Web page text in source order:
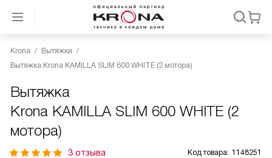
Krona
Вытяжки
Вытяжка Krona KAMILLA SLIM 600 WHITE (2 мотора)
Вытяжка
Krona KAMILLA SLIM 600 WHITE (2
мотора)
3 отзыва Код товара: 1148251